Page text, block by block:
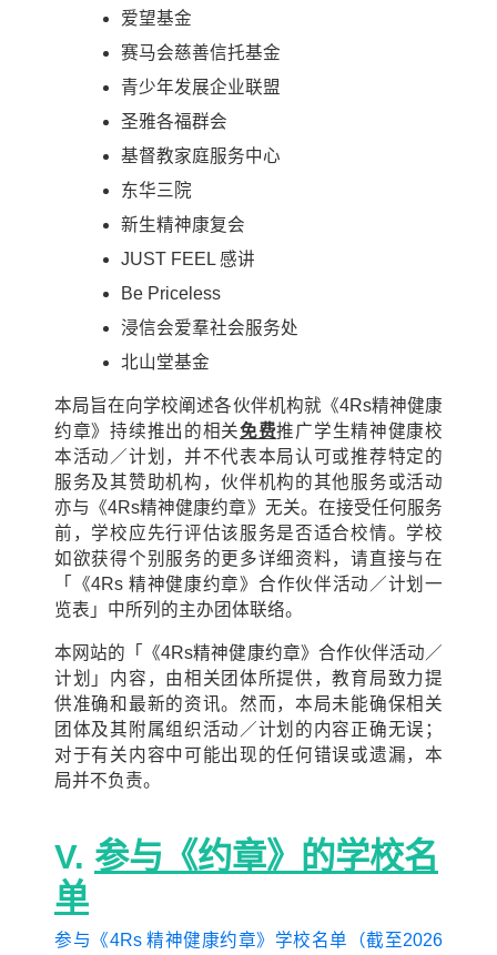
爱望基金
赛马会慈善信托基金
青少年发展企业联盟
圣雅各福群会
基督教家庭服务中心
东华三院
新生精神康复会
JUST FEEL 感讲
Be Priceless
浸信会爱羣社会服务处
北山堂基金
本局旨在向学校阐述各伙伴机构就《4Rs精神健康
约章》持续推出的相关免费推广学生精神健康校
本活动／计划，并不代表本局认可或推荐特定的
服务及其赞助机构，伙伴机构的其他服务或活动
亦与《4Rs精神健康约章》无关。在接受任何服务
前，学校应先行评估该服务是否适合校情。学校
如欲获得个别服务的更多详细资料，请直接与在
「《4Rs 精神健康约章》合作伙伴活动／计划一
览表」中所列的主办团体联络。
本网站的「《4Rs精神健康约章》合作伙伴活动／
计划」内容，由相关团体所提供，教育局致力提
供准确和最新的资讯。然而，本局未能确保相关
团体及其附属组织活动／计划的内容正确无误；
对于有关内容中可能出现的任何错误或遗漏，本
局并不负责。
V. 参与《约章》的学校名
单
参与《4Rs 精神健康约章》学校名单（截至2026